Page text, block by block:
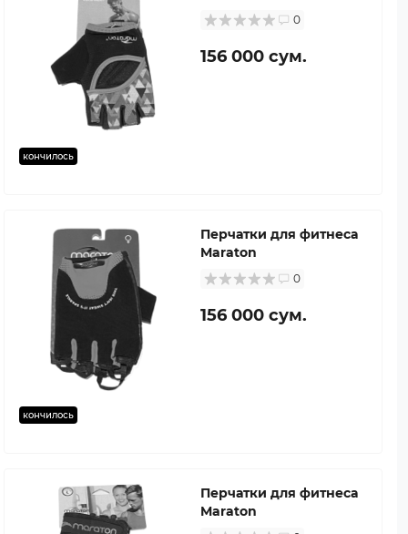
кончилось
0
156 000 сум.
кончилось
Перчатки для фитнеса
Maraton
0
156 000 сум.
Перчатки для фитнеса
Maraton